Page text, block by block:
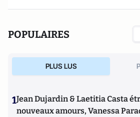
POPULAIRES
PLUS LUS
1Jean Dujardin & Laetitia Casta
nouveaux amours, Vanessa